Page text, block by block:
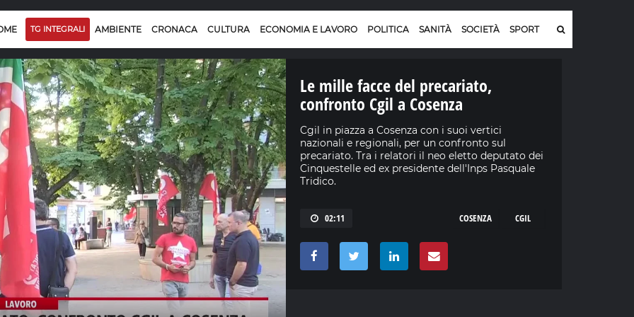
TG INTEGRALI AMBIENTE CRONACA CULTURA ECONOMIA E LAVORO POLITICA SANITÀ SOCIETÀ SPORT
Le mille facce del precariato,
confronto Cgil a Cosenza
Cgil in piazza a Cosenza con i suoi vertici
nazionali e regionali, per un confronto sul
precariato. Tra i relatori il neo eletto deputato dei
Cinquestelle ed ex presidente dell'Inps Pasquale
Tridico.
02:11 CGIL
COSENZA